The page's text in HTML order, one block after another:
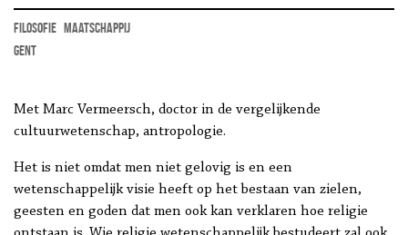
filosofie maatschappij
Gent
Met Marc Vermeersch, doctor in de vergelijkende
cultuurwetenschap, antropologie.
Het is niet omdat men niet gelovig is en een
wetenschappelijk visie heeft op het bestaan van zielen,
geesten en goden dat men ook kan verklaren hoe religie